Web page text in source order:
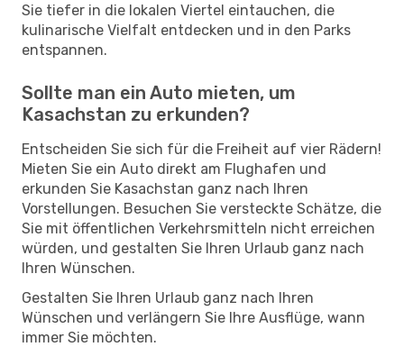
Sie tiefer in die lokalen Viertel eintauchen, die
kulinarische Vielfalt entdecken und in den Parks
entspannen.
Sollte man ein Auto mieten, um
Kasachstan zu erkunden?
Entscheiden Sie sich für die Freiheit auf vier Rädern!
Mieten Sie ein Auto direkt am Flughafen und
erkunden Sie Kasachstan ganz nach Ihren
Vorstellungen. Besuchen Sie versteckte Schätze, die
Sie mit öffentlichen Verkehrsmitteln nicht erreichen
würden, und gestalten Sie Ihren Urlaub ganz nach
Ihren Wünschen.
Gestalten Sie Ihren Urlaub ganz nach Ihren
Wünschen und verlängern Sie Ihre Ausflüge, wann
immer Sie möchten.